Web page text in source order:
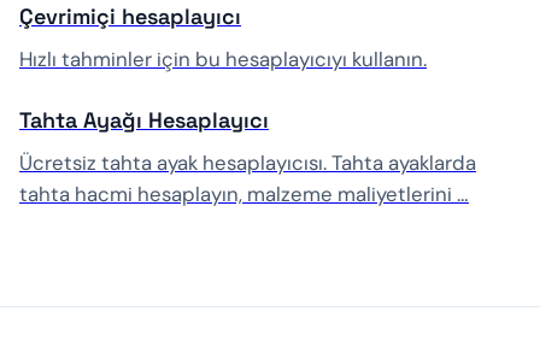
Çevrimiçi hesaplayıcı
Hızlı tahminler için bu hesaplayıcıyı kullanın.
Tahta Ayağı Hesaplayıcı
Ücretsiz tahta ayak hesaplayıcısı. Tahta ayaklarda
tahta hacmi hesaplayın, malzeme maliyetlerini …